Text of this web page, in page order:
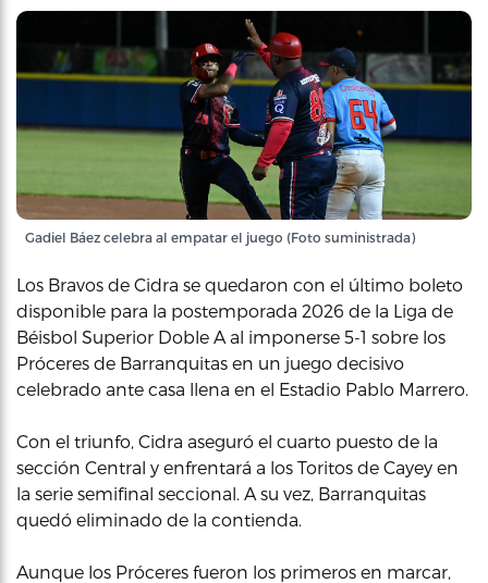
Gadiel Báez celebra al empatar el juego (Foto suministrada)
Los Bravos de Cidra se quedaron con el último boleto
disponible para la postemporada 2026 de la Liga de
Béisbol Superior Doble A al imponerse 5-1 sobre los
Próceres de Barranquitas en un juego decisivo
celebrado ante casa llena en el Estadio Pablo Marrero.
Con el triunfo, Cidra aseguró el cuarto puesto de la
sección Central y enfrentará a los Toritos de Cayey en
la serie semifinal seccional. A su vez, Barranquitas
quedó eliminado de la contienda.
Aunque los Próceres fueron los primeros en marcar,